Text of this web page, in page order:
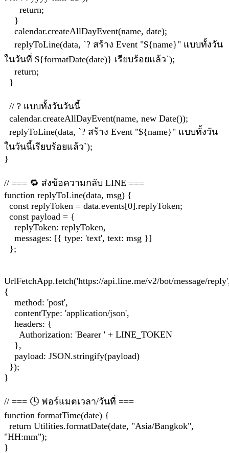
return;
}
calendar.createAllDayEvent(name, date);
replyToLine(data, `? สร้าง Event "${name}" แบบทั้งวัน
ในวันที่ ${formatDate(date)} เรียบร้อยแล้ว`);
return;
}
// ? แบบทั้งวันวันนี้
calendar.createAllDayEvent(name, new Date());
replyToLine(data, `? สร้าง Event "${name}" แบบทั้งวัน
ในวันนี้เรียบร้อยแล้ว`);
}
// === 🔁 ส่งข้อความกลับ LINE ===
function replyToLine(data, msg) {
const replyToken = data.events[0].replyToken;
const payload = {
replyToken: replyToken,
messages: [{ type: 'text', text: msg }]
};
UrlFetchApp.fetch('https://api.line.me/v2/bot/message/
{
method: 'post',
contentType: 'application/json',
headers: {
Authorization: 'Bearer ' + LINE_TOKEN
},
payload: JSON.stringify(payload)
});
}
// === 🕓 ฟอร์แมตเวลา/วันที่ ===
function formatTime(date) {
return Utilities.formatDate(date, "Asia/Bangkok",
"HH:mm");
}